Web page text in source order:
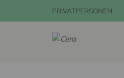
PRIVATPERSONEN